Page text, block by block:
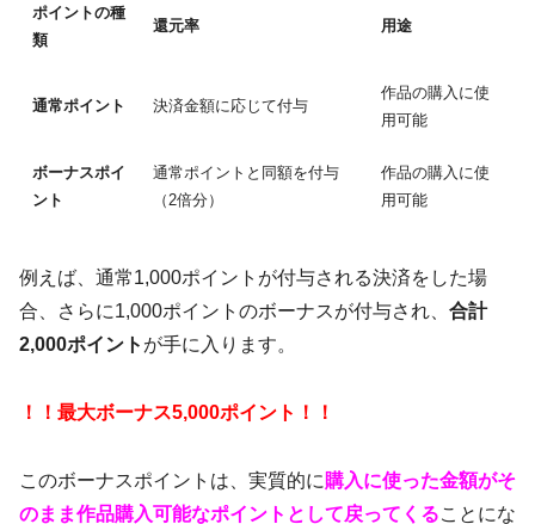
ポイントの種
類
還元率 用途
通常ポイント 決済金額に応じて付与
作品の購入に使
用可能
ボーナスポイ
ント
通常ポイントと同額を付与
（2倍分）
作品の購入に使
用可能
例えば、通常1,000ポイントが付与される決済をした場
合、さらに1,000ポイントのボーナスが付与され、 合計
2,000ポイント が手に入ります。
！！最大ボーナス5,000ポイント！！
このボーナスポイントは、実質的に購入に使った金額がそ
のまま作品購入可能なポイントとして戻ってくることにな